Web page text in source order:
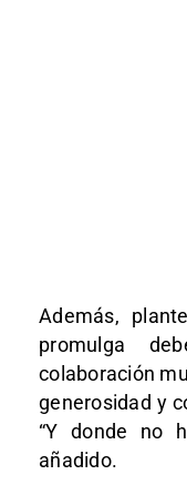
Además,
promulga
colaboración
generosidad y
“Y donde no
añadido.